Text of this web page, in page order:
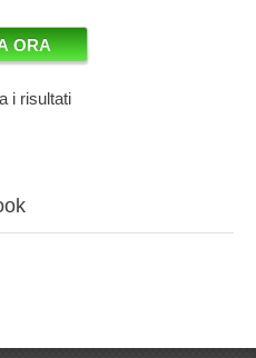
i risultati